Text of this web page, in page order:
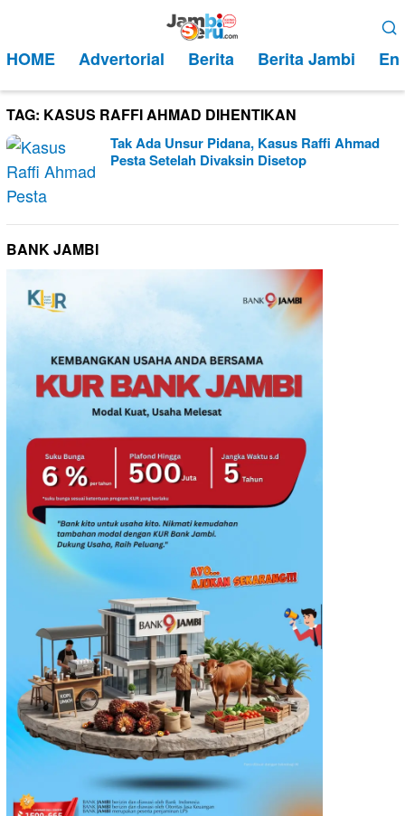
kontenMobile
HOME Advertorial Berita Berita Jambi
TAG: KASUS RAFFI AHMAD DIHENTIKAN
Tak Ada Unsur Pidana, Kasus Raffi Ahmad
Pesta Setelah Divaksin Disetop
BANK JAMBI